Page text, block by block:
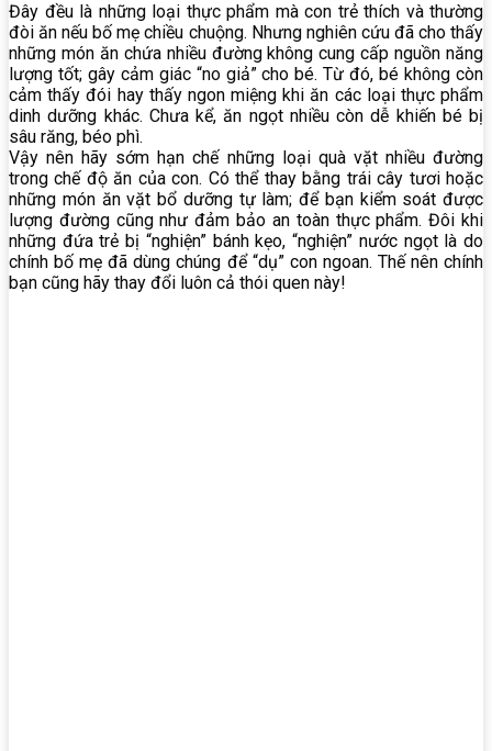
Đây đều là những loại thực phẩm mà con trẻ thích và thường
đòi ăn nếu bố mẹ chiều chuộng. Nhưng nghiên cứu đã cho thấy
những món ăn chứa nhiều đường không cung cấp nguồn năng
lượng tốt; gây cảm giác “no giả” cho bé. Từ đó, bé không còn
cảm thấy đói hay thấy ngon miệng khi ăn các loại thực phẩm
dinh dưỡng khác. Chưa kể, ăn ngọt nhiều còn dễ khiến bé bị
sâu răng, béo phì.
Vậy nên hãy sớm hạn chế những loại quà vặt nhiều đường
trong chế độ ăn của con. Có thể thay bằng trái cây tươi hoặc
những món ăn vặt bổ dưỡng tự làm; để bạn kiểm soát được
lượng đường cũng như đảm bảo an toàn thực phẩm. Đôi khi
những đứa trẻ bị “nghiện” bánh kẹo, “nghiện” nước ngọt là do
chính bố mẹ đã dùng chúng để “dụ” con ngoan. Thế nên chính
bạn cũng hãy thay đổi luôn cả thói quen này!